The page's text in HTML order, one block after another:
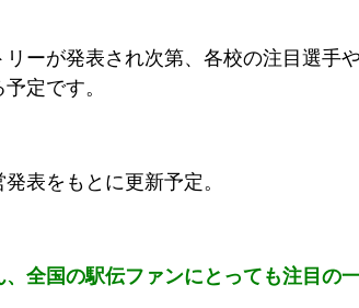
ーが発表され次第、各校の注目選手
定です。
表をもとに更新予定。
全国の駅伝ファンにとっても注目の